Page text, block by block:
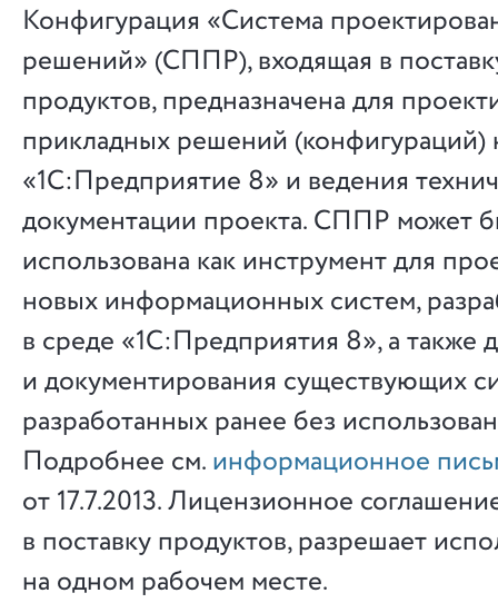
Конфигурация «Система
решений» (СППР), входящая в
продуктов, предназначена для
прикладных решений (конфигураций)
«1С:Предприятие 8» и ведения
документации проекта. СППР может
использована как инструмент для
новых информационных систем,
в среде «1С:Предприятия 8», а также
и документирования существующих
разработанных ранее без
Подробнее см.информационное
от 17.7.2013. Лицензионное
в поставку продуктов, разрешает
на одном рабочем месте.